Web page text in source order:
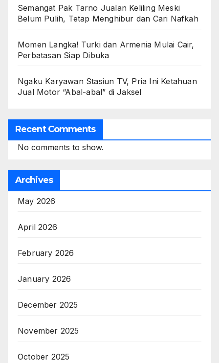
Semangat Pak Tarno Jualan Keliling Meski
Belum Pulih, Tetap Menghibur dan Cari Nafkah
Momen Langka! Turki dan Armenia Mulai Cair,
Perbatasan Siap Dibuka
Ngaku Karyawan Stasiun TV, Pria Ini Ketahuan
Jual Motor “Abal-abal” di Jaksel
Recent Comments
No comments to show.
Archives
May 2026
April 2026
February 2026
January 2026
December 2025
November 2025
October 2025